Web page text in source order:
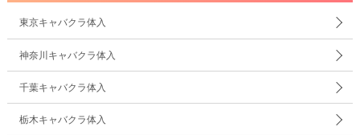
東京キャバクラ体入
神奈川キャバクラ体入
千葉キャバクラ体入
栃木キャバクラ体入